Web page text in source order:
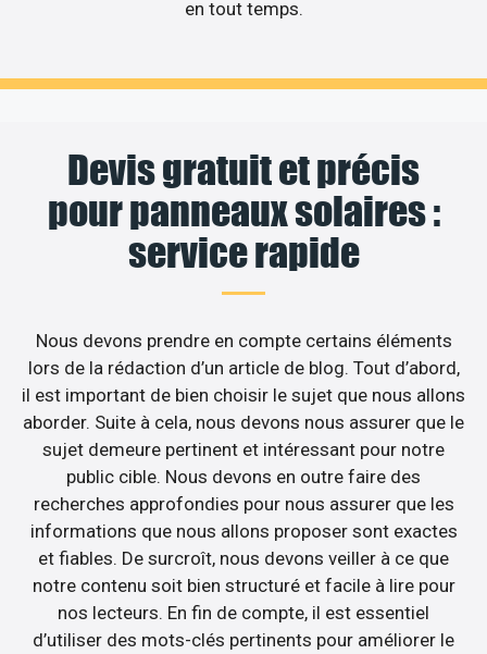
en tout temps.
Devis gratuit et précis
pour panneaux solaires :
service rapide
Nous devons prendre en compte certains éléments
lors de la rédaction d’un article de blog. Tout d’abord,
il est important de bien choisir le sujet que nous allons
aborder. Suite à cela, nous devons nous assurer que le
sujet demeure pertinent et intéressant pour notre
public cible. Nous devons en outre faire des
recherches approfondies pour nous assurer que les
informations que nous allons proposer sont exactes
et fiables. De surcroît, nous devons veiller à ce que
notre contenu soit bien structuré et facile à lire pour
nos lecteurs. En fin de compte, il est essentiel
d’utiliser des mots-clés pertinents pour améliorer le